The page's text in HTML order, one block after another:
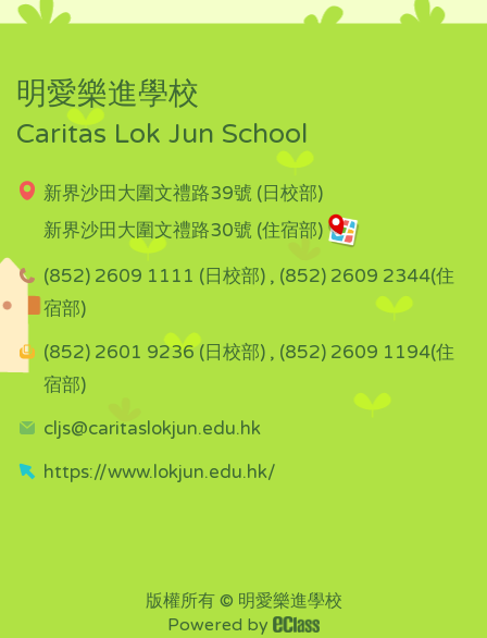
明愛樂進學校
Caritas Lok Jun School
新界沙田大圍文禮路39號 (日校部)
新界沙田大圍文禮路30號 (住宿部)
(852) 2609 1111 (日校部) , (852) 2609 2344(住
宿部)
(852) 2601 9236 (日校部) , (852) 2609 1194(住
宿部)
cljs@caritaslokjun.edu.hk
https://www.lokjun.edu.hk/
版權所有 © 明愛樂進學校
Powered by